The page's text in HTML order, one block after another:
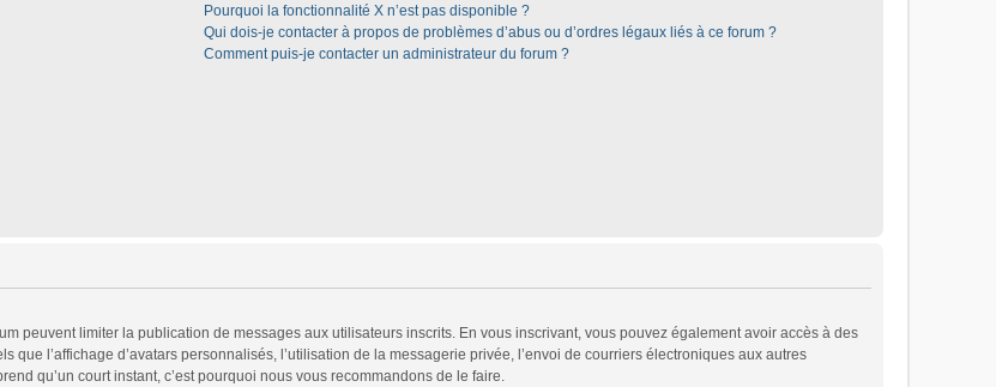
Pourquoi la fonctionnalité X n’est pas disponible ?
Qui dois-je contacter à propos de problèmes d’abus ou d’ordres légaux liés à ce forum ?
Comment puis-je contacter un administrateur du forum ?
peuvent limiter la publication de messages aux utilisateurs inscrits. En vous inscrivant, vous pouvez également avoir accès à des
l’affichage d’avatars personnalisés, l’utilisation de la messagerie privée, l’envoi de courriers électroniques aux autres
qu’un court instant, c’est pourquoi nous vous recommandons de le faire.